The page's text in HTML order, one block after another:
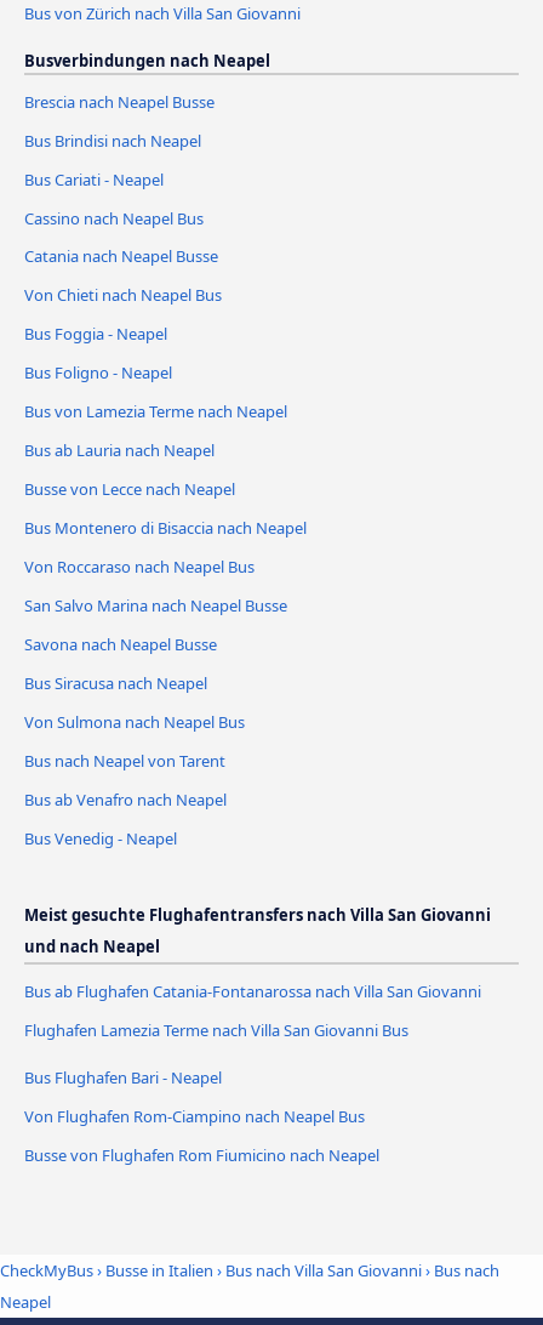
Bus von Zürich nach Villa San Giovanni
Busverbindungen nach Neapel
Brescia nach Neapel Busse
Bus Brindisi nach Neapel
Bus Cariati - Neapel
Cassino nach Neapel Bus
Catania nach Neapel Busse
Von Chieti nach Neapel Bus
Bus Foggia - Neapel
Bus Foligno - Neapel
Bus von Lamezia Terme nach Neapel
Bus ab Lauria nach Neapel
Busse von Lecce nach Neapel
Bus Montenero di Bisaccia nach Neapel
Von Roccaraso nach Neapel Bus
San Salvo Marina nach Neapel Busse
Savona nach Neapel Busse
Bus Siracusa nach Neapel
Von Sulmona nach Neapel Bus
Bus nach Neapel von Tarent
Bus ab Venafro nach Neapel
Bus Venedig - Neapel
Meist gesuchte Flughafentransfers nach Villa San Giovanni
und nach Neapel
Bus ab Flughafen Catania-Fontanarossa nach Villa San Giovanni
Flughafen Lamezia Terme nach Villa San Giovanni Bus
Bus Flughafen Bari - Neapel
Von Flughafen Rom-Ciampino nach Neapel Bus
Busse von Flughafen Rom Fiumicino nach Neapel
CheckMyBus› Busse in Italien › Bus nach Villa San Giovanni› Bus nach
Neapel